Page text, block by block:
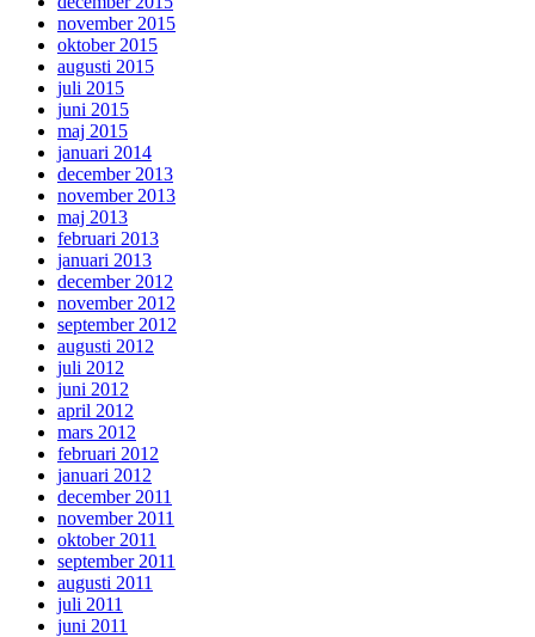
november 2015
oktober 2015
augusti 2015
juli 2015
juni 2015
maj 2015
januari 2014
december 2013
november 2013
maj 2013
februari 2013
januari 2013
december 2012
november 2012
september 2012
augusti 2012
juli 2012
juni 2012
april 2012
mars 2012
februari 2012
januari 2012
december 2011
november 2011
oktober 2011
september 2011
augusti 2011
juli 2011
juni 2011